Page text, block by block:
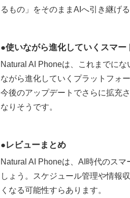
るもの」をそのままAIへ引き継げ
使いながら進化していくスマー
Natural AI Phoneは、これまでに
ながら進化していくプラットフォ
今後のアップデートでさらに拡充
なりそうです。
レビューまとめ
Natural AI Phoneは、AI時代のス
しょう。スケジュール管理や情報
くなる可能性すらあります。